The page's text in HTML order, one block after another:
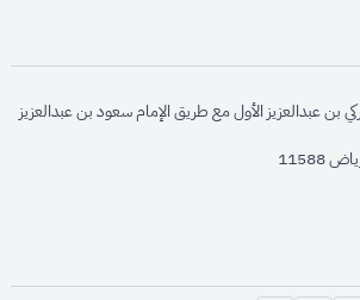
بن عبدالعزيز الأول مع طريق الإمام سعود بن عبدالعزيز